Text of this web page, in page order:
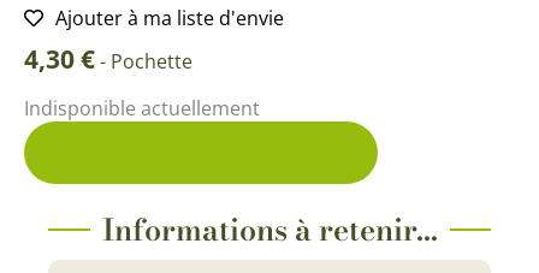
Ajouter à ma liste d'envie
4,30€- Pochette
Indisponible actuellement
Informations à retenir...